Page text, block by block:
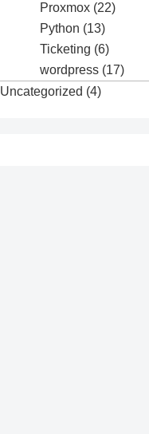
Proxmox (22)
Python (13)
Ticketing (6)
wordpress (17)
Uncategorized (4)